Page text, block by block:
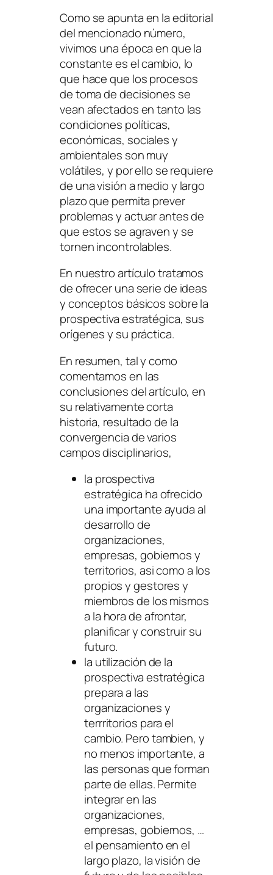
Como se apunta en la editorial
del mencionado número,
vivimos una época en que la
constante es el cambio, lo
que hace que los procesos
de toma de decisiones se
vean afectados en tanto las
condiciones políticas,
económicas, sociales y
ambientales son muy
volátiles, y por ello se requiere
de una visión a medio y largo
plazo que permita prever
problemas y actuar antes de
que estos se agraven y se
tornen incontrolables.
En nuestro artículo tratamos
de ofrecer una serie de ideas
y conceptos básicos sobre la
prospectiva estratégica, sus
orígenes y su práctica.
En resumen, tal y como
comentamos en las
conclusiones del artículo, en
su relativamente corta
historia, resultado de la
convergencia de varios
campos disciplinarios,
la prospectiva
estratégica ha ofrecido
una importante ayuda al
desarrollo de
organizaciones,
empresas, gobiernos y
territorios, asi como a los
propios y gestores y
miembros de los mismos
a la hora de afrontar,
planificar y construir su
futuro.
la utilización de la
prospectiva estratégica
prepara a las
organizaciones y
terrritorios para el
cambio. Pero tambien, y
no menos importante, a
las personas que forman
parte de ellas. Permite
integrar en las
organizaciones,
empresas, gobiernos, …
el pensamiento en el
largo plazo, la visión de